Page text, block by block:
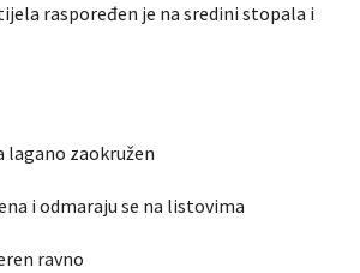
raspoređen je na sredini stopala i
lagano zaokružen
i odmaraju se na listovima
ravno